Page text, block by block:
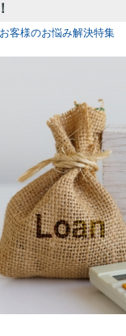
お客様のお悩み解決特集